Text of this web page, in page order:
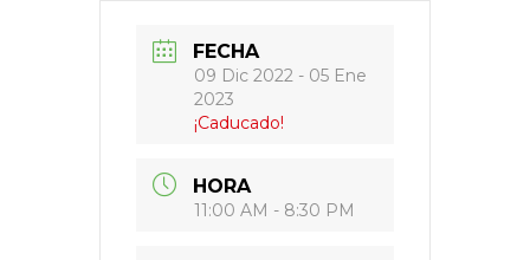
FECHA
09 Dic 2022 - 05 Ene
2023
¡Caducado!
HORA
11:00 AM - 8:30 PM